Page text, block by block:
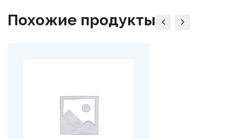
Похожие продукты